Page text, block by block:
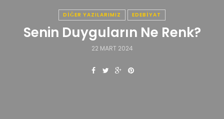
DIĞER YAZILARIMIZ EDEBIYAT
Senin Duyguların Ne Renk?
22 MART 2024